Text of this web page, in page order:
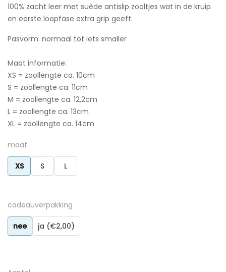
100% zacht leer met suède antislip zooltjes wat in de kruip
en eerste loopfase extra grip geeft.
Pasvorm: normaal tot iets smaller
Maat informatie:
XS = zoollengte ca. 10cm
S = zoollengte ca. 11cm
M = zoollengte ca. 12,2cm
L = zoollengte ca. 13cm
XL = zoollengte ca. 14cm
maat
XS S L
cadeauverpakking
nee ja (€2,00)